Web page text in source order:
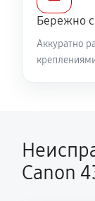
Бережно
Аккуратно
Canon